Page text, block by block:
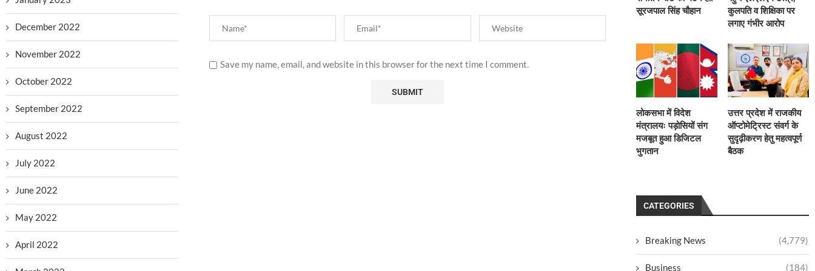
Save my name, email, and website in this browser for the next time I comment.
सूरजपाल सिंह चौहान
कुलपति व शिक्षिका पर
लगाए गंभीर आरोप
लोकसभा में विदेश
मंत्रालयः पड़ोसियों संग
मजबूत हुआ डिजिटल
भुगतान
उत्तर प्रदेश में राजकीय
ऑप्टोमेट्रिस्ट संवर्ग के
सुदृढ़ीकरण हेतु महत्वपूर्ण
बैठक
CATEGORIES
Breaking News (4,779)
Business (184)
December 2022
November 2022
October 2022
September 2022
August 2022
July 2022
June 2022
May 2022
April 2022